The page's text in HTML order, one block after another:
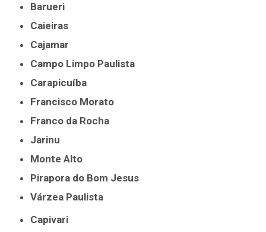
Barueri
Caieiras
Cajamar
Campo Limpo Paulista
Carapicuíba
Francisco Morato
Franco da Rocha
Jarinu
Monte Alto
Pirapora do Bom Jesus
Várzea Paulista
Capivari